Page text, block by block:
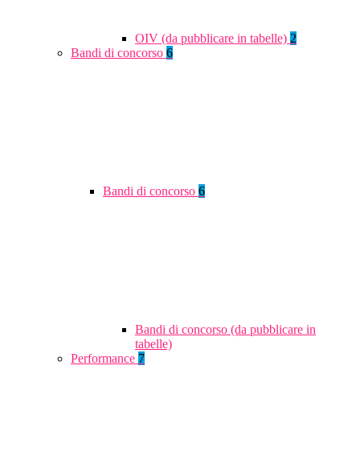
OIV (da pubblicare in tabelle) 2
Bandi di concorso 6
Bandi di concorso 6
Bandi di concorso (da pubblicare in
tabelle)
Performance 7